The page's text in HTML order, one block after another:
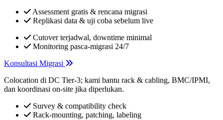
Assessment gratis & rencana migrasi
Replikasi data & uji coba sebelum live
Cutover terjadwal, downtime minimal
Monitoring pasca-migrasi 24/7
Konsultasi Migrasi
Colocation di DC Tier-3; kami bantu rack & cabling, BMC/IPMI,
dan koordinasi on-site jika diperlukan.
Survey & compatibility check
Rack-mounting, patching, labeling